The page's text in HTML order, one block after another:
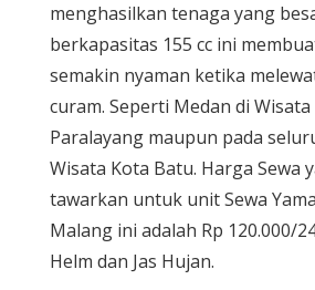
menghasilkan tenaga yang
berkapasitas 155 cc ini
semakin nyaman ketika
curam. Seperti Medan di
Paralayang maupun pada
Wisata Kota Batu. Harga Sewa
tawarkan untuk unit Sewa
Malang ini adalah Rp 120.000/
Helm dan Jas Hujan.